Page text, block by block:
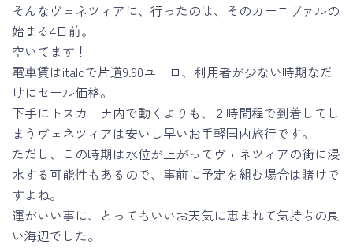
そんなヴェネツィアに、行ったのは、そのカーニヴァルの
始まる4日前。
空いてます！
電車賃はitaloで片道9.90ユーロ、利用者が少ない時期なだ
けにセール価格。
下手にトスカーナ内で動くよりも、２時間程で到着してし
まうヴェネツィアは安いし早いお手軽国内旅行です。
ただし、この時期は水位が上がってヴェネツィアの街に浸
水する可能性もあるので、事前に予定を組む場合は賭けで
すよね。
運がいい事に、とってもいいお天気に恵まれて気持ちの良
い海辺でした。